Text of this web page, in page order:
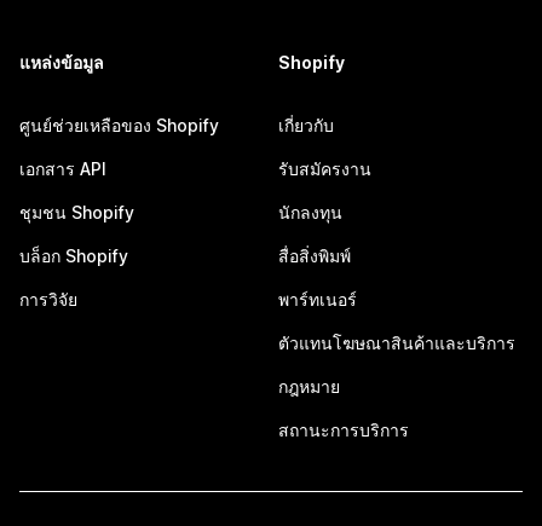
แหล่งข้อมูล
ศูนย์ช่วยเหลือของ Shopify
เอกสาร API
ชุมชน Shopify
บล็อก Shopify
การวิจัย
Shopify
เกี่ยวกับ
รับสมัครงาน
นักลงทุน
สื่อสิ่งพิมพ์
พาร์ทเนอร์
ตัวแทนโฆษณาสินค้าและบริการ
กฎหมาย
สถานะการบริการ